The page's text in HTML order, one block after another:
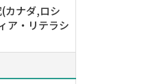
カナダ,ロシ
ア・リテラシ